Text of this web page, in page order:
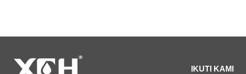
IKUTI KAMI